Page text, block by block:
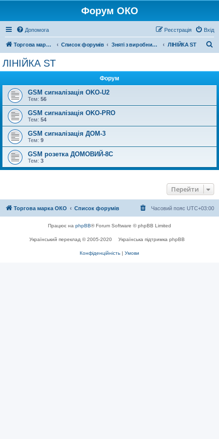
Форум ОКО
Допомога Вхід
Реєстрація
Торгова марка ОКО Список форумів Зняті з виробництва ЛІНІЙКА ST
ЛІНІЙКА ST
Форум
GSM сигналізація OKO-U2
Тем: 56
GSM сигналізація OKO-PRO
Тем: 54
GSM сигналізація ДОМ-3
Тем: 9
GSM розетка ДОМОВИЙ-8С
Тем: 3
Перейти
Торгова марка ОКО Список форумів Часовий пояс UTC+03:00
Працює на phpBB® Forum Software © phpBB Limited
Український переклад © 2005-2020 Українська підтримка phpBB
Конфіденційність | Умови